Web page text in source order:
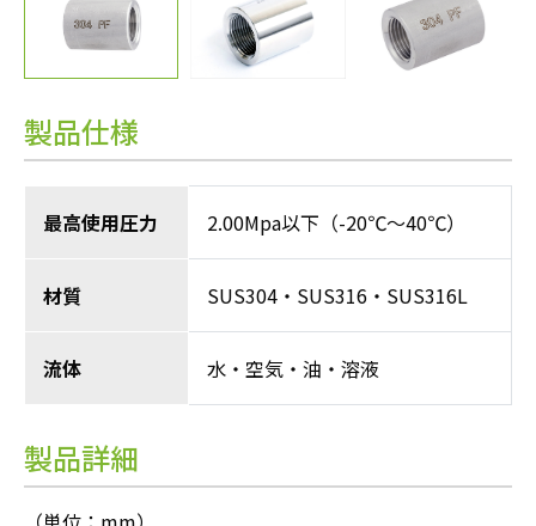
製品仕様
最高使用圧力 2.00Mpa以下（-20℃～40℃）
材質 SUS304・SUS316・SUS316L
流体 水・空気・油・溶液
製品詳細